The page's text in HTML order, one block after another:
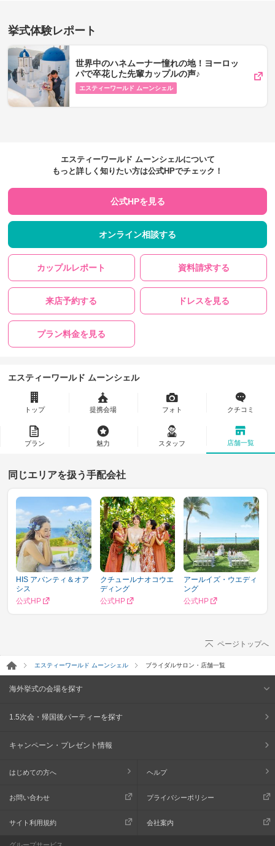
挙式体験レポート
世界中のハネムーナー憧れの地！ヨーロッ
パで卒花した先輩カップルの声♪
エスティーワールド ムーンシェル
エスティーワールド ムーンシェルについて
もっと詳しく知りたい方は公式HPでチェック！
公式HPを見る
オンライン相談する
カップルレポート 資料請求する
来店予約する ドレスを見る
プラン料金を見る
エスティーワールド ムーンシェル
トップ 提携会場 フォト クチコミ
プラン 魅力 スタッフ 店舗一覧
同じエリアを扱う手配会社
HIS アバンティ＆オア
シス
公式HP
クチュールナオコウエ
ディング
公式HP
アールイズ・ウエディ
ング
公式HP
ページトップへ
エスティーワールド ムーンシェル ブライダルサロン・店舗一覧
海外挙式の会場を探す
1.5次会・帰国後パーティーを探す
キャンペーン・プレゼント情報
はじめての方へ ヘルプ
お問い合わせ プライバシーポリシー
サイト利用規約 会社案内